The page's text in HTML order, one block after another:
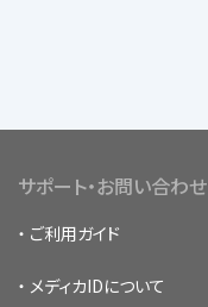
サポート・お問い合わせ
ご利用ガイド
メディカIDについて